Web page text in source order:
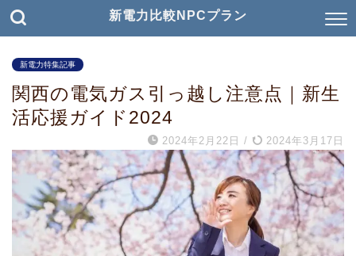
新電力比較NPCプラン
新電力特集記事
関西の電気ガス引っ越し注意点｜新生
活応援ガイド2024
2024年2月22日 / 2024年3月17日